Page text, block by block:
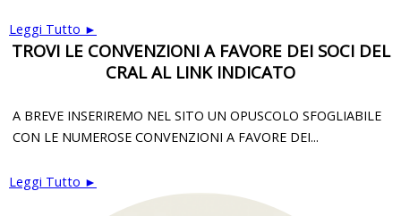
Leggi Tutto ►
TROVI LE CONVENZIONI A FAVORE DEI SOCI DEL
CRAL AL LINK INDICATO
A BREVE INSERIREMO NEL SITO UN OPUSCOLO SFOGLIABILE
CON LE NUMEROSE CONVENZIONI A FAVORE DEI...
Leggi Tutto ►